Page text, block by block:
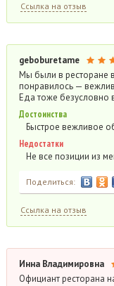
Ссылка на отзыв
geboburetame
Мы были в ресторане
понравилось —
Еда тоже безусловно
Достоинства
Быстрое вежливое
Недостатки
Не все позиции из
Поделиться:
Ссылка на отзыв
Инна Владимировна
Официант ресторана